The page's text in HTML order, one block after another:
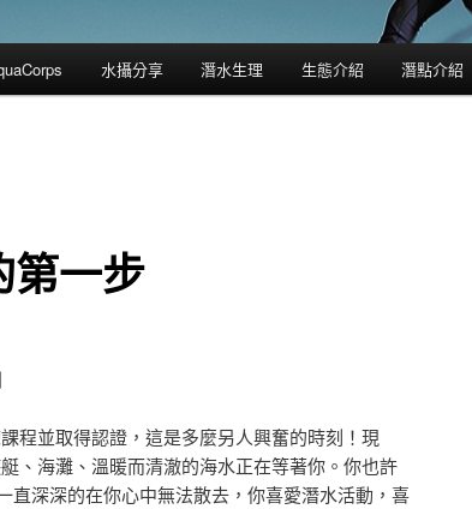
水攝分享 潛水生理 生態介紹 潛點介紹
第一步
程並取得認證，這是多麼另人興奮的時刻！現
、海灘、溫暖而清澈的海水正在等著你。你也許
直深深的在你心中無法散去，你喜愛潛水活動，喜